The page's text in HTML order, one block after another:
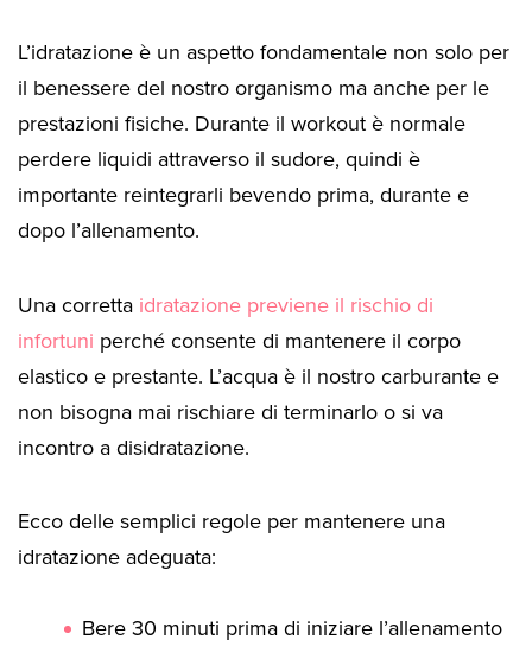
L’idratazione è un aspetto fondamentale non solo per
il benessere del nostro organismo ma anche per le
prestazioni fisiche. Durante il workout è normale
perdere liquidi attraverso il sudore, quindi è
importante reintegrarli bevendo prima, durante e
dopo l’allenamento.
Una corretta idratazione previene il rischio di
infortuni perché consente di mantenere il corpo
elastico e prestante. L’acqua è il nostro carburante e
non bisogna mai rischiare di terminarlo o si va
incontro a disidratazione.
Ecco delle semplici regole per mantenere una
idratazione adeguata:
Bere 30 minuti prima di iniziare l’allenamento